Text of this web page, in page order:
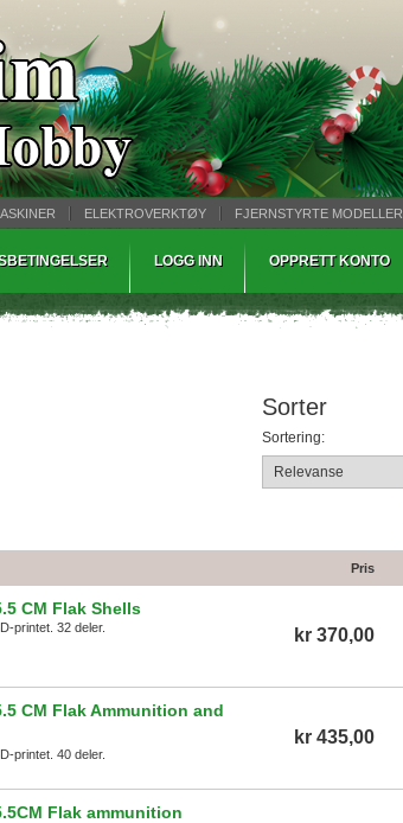
ELEKTROVERKTØY FJERNSTYRTE MODELLER
LOGG INN OPPRETT KONTO
Sorter
Sortering:
Pris
CM Flak Shells
printet. 32 deler. kr 370,00
CM Flak Ammunition and
printet. 40 deler.
kr 435,00
Flak ammunition